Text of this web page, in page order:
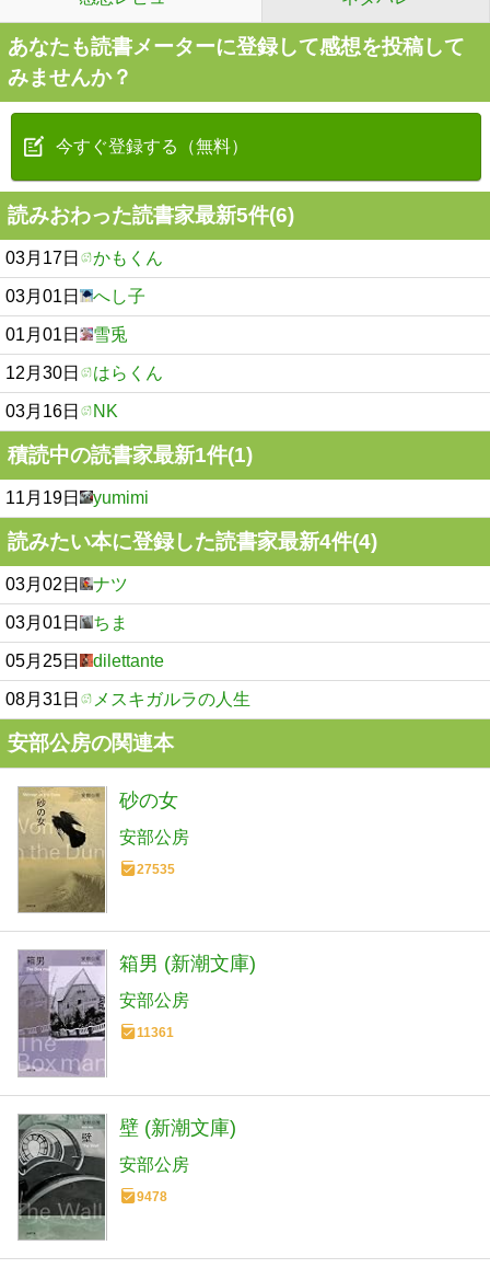
あなたも読書メーターに登録して感想を投稿して
みませんか？
今すぐ登録する（無料）
読みおわった読書家最新5件(6)
03月17日 かもくん
03月01日 へし子
01月01日 雪兎
12月30日 はらくん
03月16日 NK
積読中の読書家最新1件(1)
11月19日 yumimi
読みたい本に登録した読書家最新4件(4)
03月02日 ナツ
03月01日 ちま
05月25日 dilettante
08月31日 メスキガルラの人生
安部公房の関連本
砂の女
安部公房
27535
箱男 (新潮文庫)
安部公房
11361
壁 (新潮文庫)
安部公房
9478